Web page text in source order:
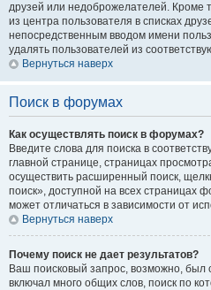
друзей или недоброжелателей. Кроме
из центра пользователя в списках
непосредственным вводом имени
удалять пользователей из
Вернуться наверх
Поиск в форумах
Как осуществлять поиск в форумах?
Введите слова для поиска в
главной странице, страницах
осуществить расширенный поиск,
поиск», доступной на всех страницах
может отличаться в зависимости от
Вернуться наверх
Почему поиск не дает результатов?
Ваш поисковый запрос, возможно,
включал много общих слов, поиск по